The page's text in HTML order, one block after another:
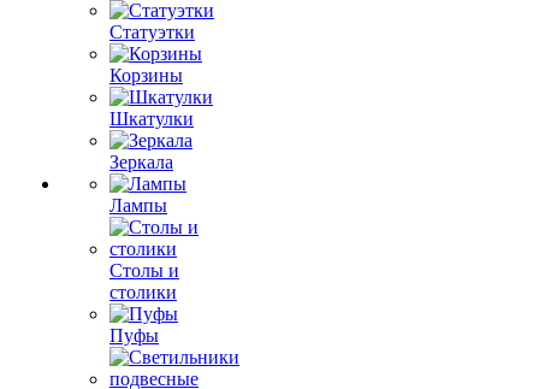
Статуэтки
Корзины
Шкатулки
Зеркала
Лампы
Столы и
столики
Пуфы